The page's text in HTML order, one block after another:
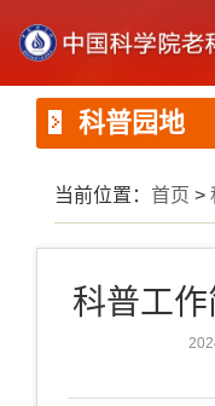
科普园地
当前位置： 首页 >
科普工作